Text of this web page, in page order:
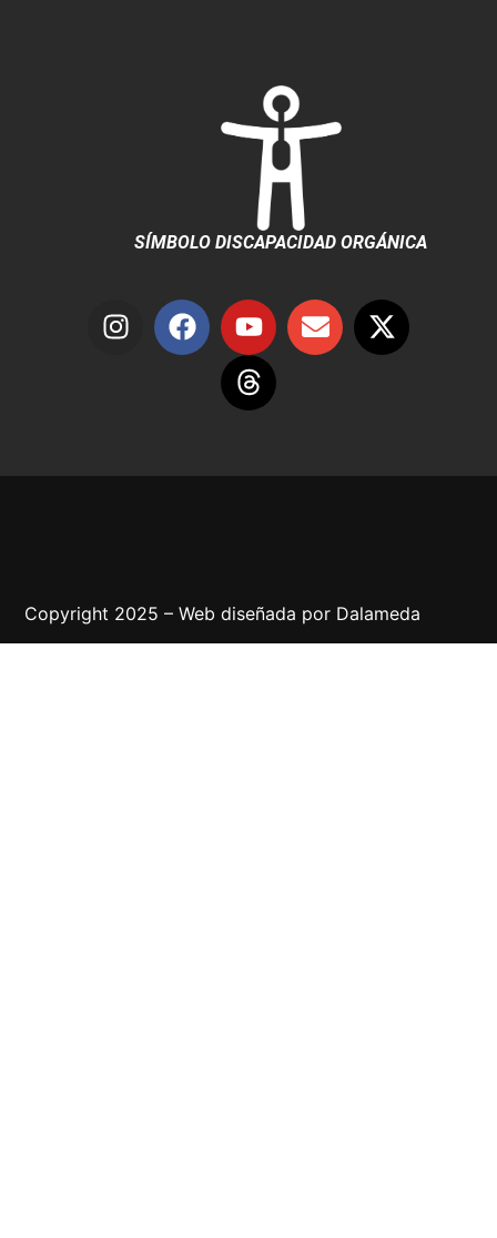
SÍMBOLO DISCAPACIDAD ORGÁNICA
Copyright 2025 – Web diseñada por Dalameda